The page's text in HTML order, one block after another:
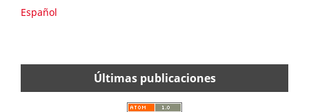
Español
Últimas publicaciones